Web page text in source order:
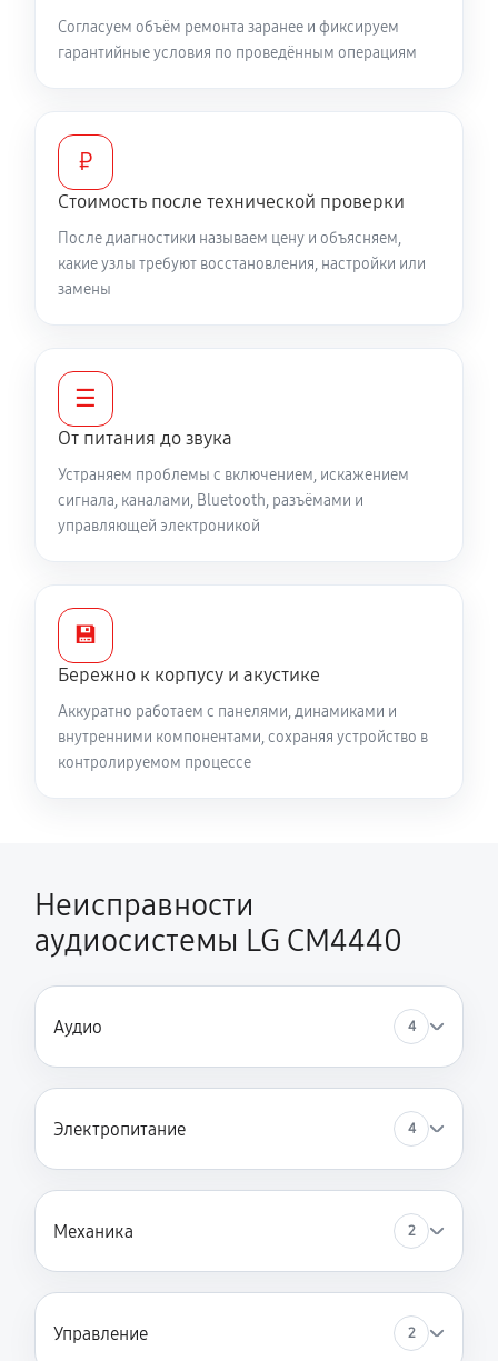
Согласуем объём ремонта заранее и фиксируем
гарантийные условия по проведённым операциям
₽
Стоимость после технической проверки
После диагностики называем цену и объясняем,
какие узлы требуют восстановления, настройки или
замены
☰
От питания до звука
Устраняем проблемы с включением, искажением
сигнала, каналами, Bluetooth, разъёмами и
управляющей электроникой
💾
Бережно к корпусу и акустике
Аккуратно работаем с панелями, динамиками и
внутренними компонентами, сохраняя устройство в
контролируемом процессе
Неисправности
аудиосистемы LG CM4440
Аудио 4
Электропитание 4
Механика 2
Управление 2